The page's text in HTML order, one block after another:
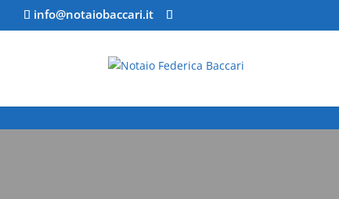
info@notaiobaccari.it